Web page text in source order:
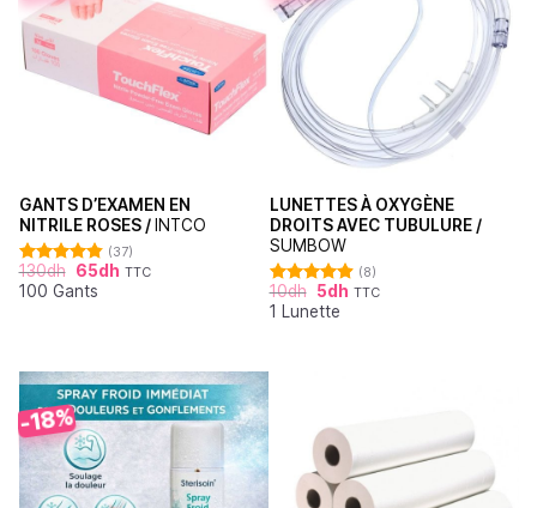
GANTS D’EXAMEN EN
NITRILE ROSES / INTCO
Note4.86
sur 5
(37)
130dh 65dh TTC
100 Gants
LUNETTES À OXYGÈNE
DROITS AVEC TUBULURE /
SUMBOW
Note
4.88
sur 5
(8)
10dh 5dh TTC
1 Lunette
-18%